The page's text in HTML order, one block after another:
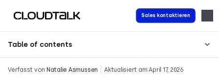
Sales kontaktieren
Table of contents
Verfasst von Natalie Asmussen Aktualisiert am April 17, 2026